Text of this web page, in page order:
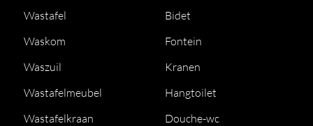
Wastafel
Waskom
Waszuil
Wastafelmeubel
Wastafelkraan
Bidet
Fontein
Kranen
Hangtoilet
Douche-wc